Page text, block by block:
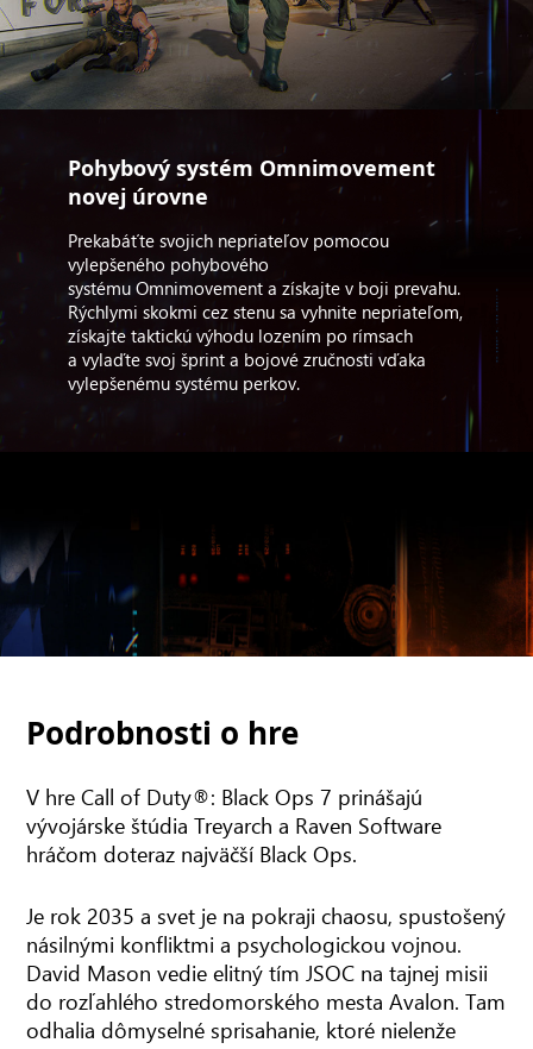
Pohybový systém Omnimovement
novej úrovne
Prekabáťte svojich nepriateľov pomocou
vylepšeného pohybového
systému Omnimovement a získajte v boji prevahu.
Rýchlymi skokmi cez stenu sa vyhnite nepriateľom,
získajte taktickú výhodu lozením po rímsach
a vylaďte svoj šprint a bojové zručnosti vďaka
vylepšenému systému perkov.
Podrobnosti o hre
V hre Call of Duty®: Black Ops 7 prinášajú
vývojárske štúdia Treyarch a Raven Software
hráčom doteraz najväčší Black Ops.
Je rok 2035 a svet je na pokraji chaosu, spustošený
násilnými konfliktmi a psychologickou vojnou.
David Mason vedie elitný tím JSOC na tajnej misii
do rozľahlého stredomorského mesta Avalon. Tam
odhalia dômyselné sprisahanie, ktoré nielenže